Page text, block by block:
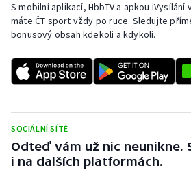
S mobilní aplikací, HbbTV a apkou
máte ČT sport vždy po ruce. Sledujte
bonusový obsah kdekoli a kdykoli.
SOCIÁLNÍ SÍTĚ
Odteď vám už nic neunikne.
i na dalších platformách.